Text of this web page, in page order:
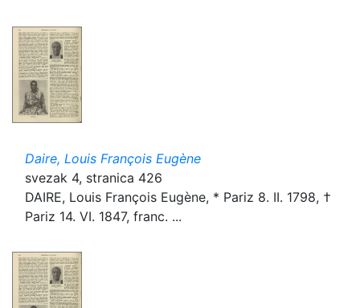
Daire, Louis François Eugène
svezak 4, stranica 426
DAIRE, Louis François Eugène, * Pariz 8. II. 1798, †
Pariz 14. VI. 1847, franc. ...